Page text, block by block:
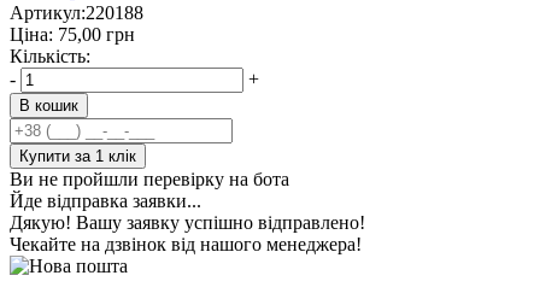
Артикул:220188
Ціна: 75,00 грн
Кількість:
-
+
В кошик
Купити за 1 клiк
Ви не пройшли перевірку на бота
Йде відправка заявки...
Дякую! Вашу заявку успішно відправлено!
Чекайте на дзвінок від нашого менеджера!